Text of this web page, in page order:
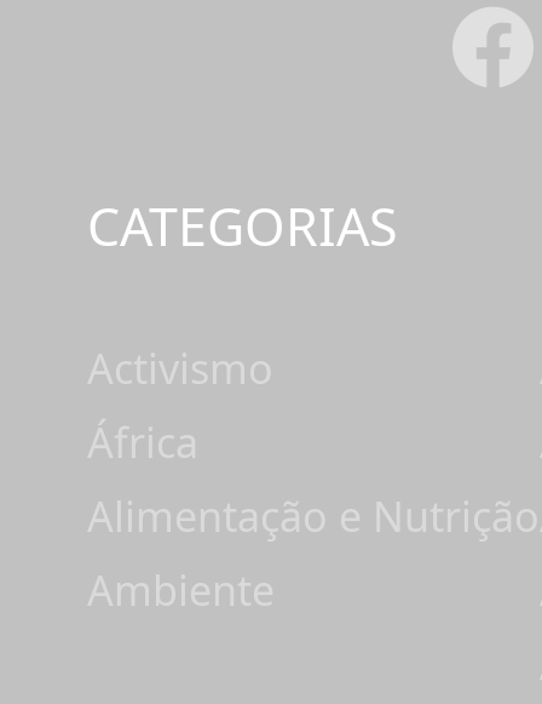
CATEGORIAS
Activismo
África
Alimentação e Nutrição
Ambiente